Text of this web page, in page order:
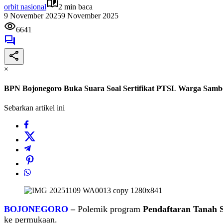
orbit nasional
2 min baca
9 November 20259 November 2025
6641
×
BPN Bojonegoro Buka Suara Soal Sertifikat PTSL Warga
Sebarkan artikel ini
BOJONEGORO –Polemik program Pendaftaran Tanah
ke permukaan.